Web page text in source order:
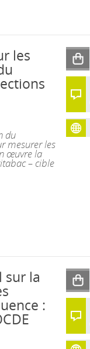
les
du
mesurer les
œuvre la
– cible
sur la
: